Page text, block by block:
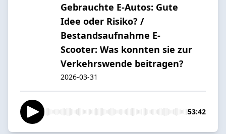
Gebrauchte E-Autos: Gute
Idee oder Risiko? /
Bestandsaufnahme E-
Scooter: Was konnten sie zur
Verkehrswende beitragen?
2026-03-31
53:42